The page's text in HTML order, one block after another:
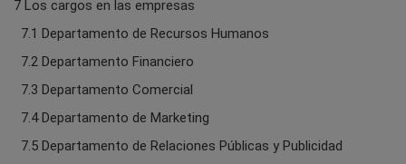
7 Los cargos en las empresas
7.1 Departamento de Recursos Humanos
7.2 Departamento Financiero
7.3 Departamento Comercial
7.4 Departamento de Marketing
7.5 Departamento de Relaciones Públicas y Publicidad